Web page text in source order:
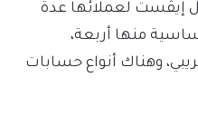
إيڤست لعملائها عدة
منها أربعة،
وهناك أنواع حسابات